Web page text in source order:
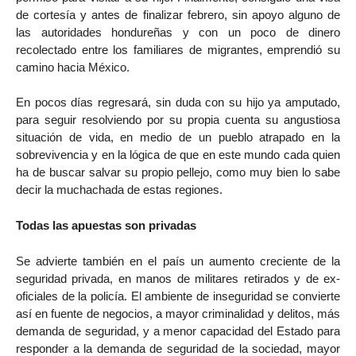
de cortesía y antes de finalizar febrero, sin apoyo alguno de
las autoridades hondureñas y con un poco de dinero
recolectado entre los familiares de migrantes, emprendió su
camino hacia México.
En pocos días regresará, sin duda con su hijo ya amputado,
para seguir resolviendo por su propia cuenta su angustiosa
situación de vida, en medio de un pueblo atrapado en la
sobrevivencia y en la lógica de que en este mundo cada quien
ha de buscar salvar su propio pellejo, como muy bien lo sabe
decir la muchachada de estas regiones.
Todas las apuestas son privadas
Se advierte también en el país un aumento creciente de la
seguridad privada, en manos de militares retirados y de ex-
oficiales de la policía. El ambiente de inseguridad se convierte
así en fuente de negocios, a mayor criminalidad y delitos, más
demanda de seguridad, y a menor capacidad del Estado para
responder a la demanda de seguridad de la sociedad, mayor